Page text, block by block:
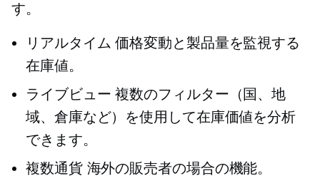
す。
リアルタイム 価格変動と製品量を監視する
在庫値。
ライブビュー 複数のフィルター（国、地
域、倉庫など）を使用して在庫価値を分析
できます。
複数通貨海外の販売者の場合の機能。